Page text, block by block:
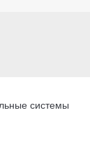
системы